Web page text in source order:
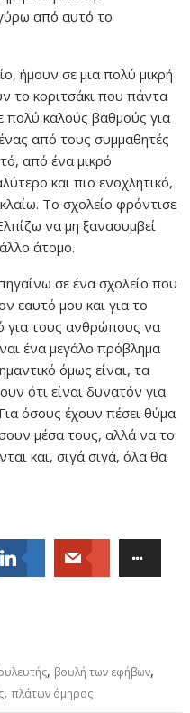
από αυτό το
ήμουν σε μια πολύ μικρή
το κοριτσάκι που πάντα
πολύ καλούς βαθμούς για
από τους συμμαθητές
από ένα μικρό
και πιο ενοχλητικό,
Το σχολείο φρόντισε
να μη ξανασυμβεί
άτομο.
σε ένα σχολείο που
εαυτό μου και για το
για τους ανθρώπους να
ένα μεγάλο πρόβλημα
όμως είναι, τα
ότι είναι δυνατόν για
όσους έχουν πέσει θύμα
μέσα τους, αλλά να το
και, σιγά σιγά, όλα θα
, βουλή των εφήβων,
,πλάτων όμηρος